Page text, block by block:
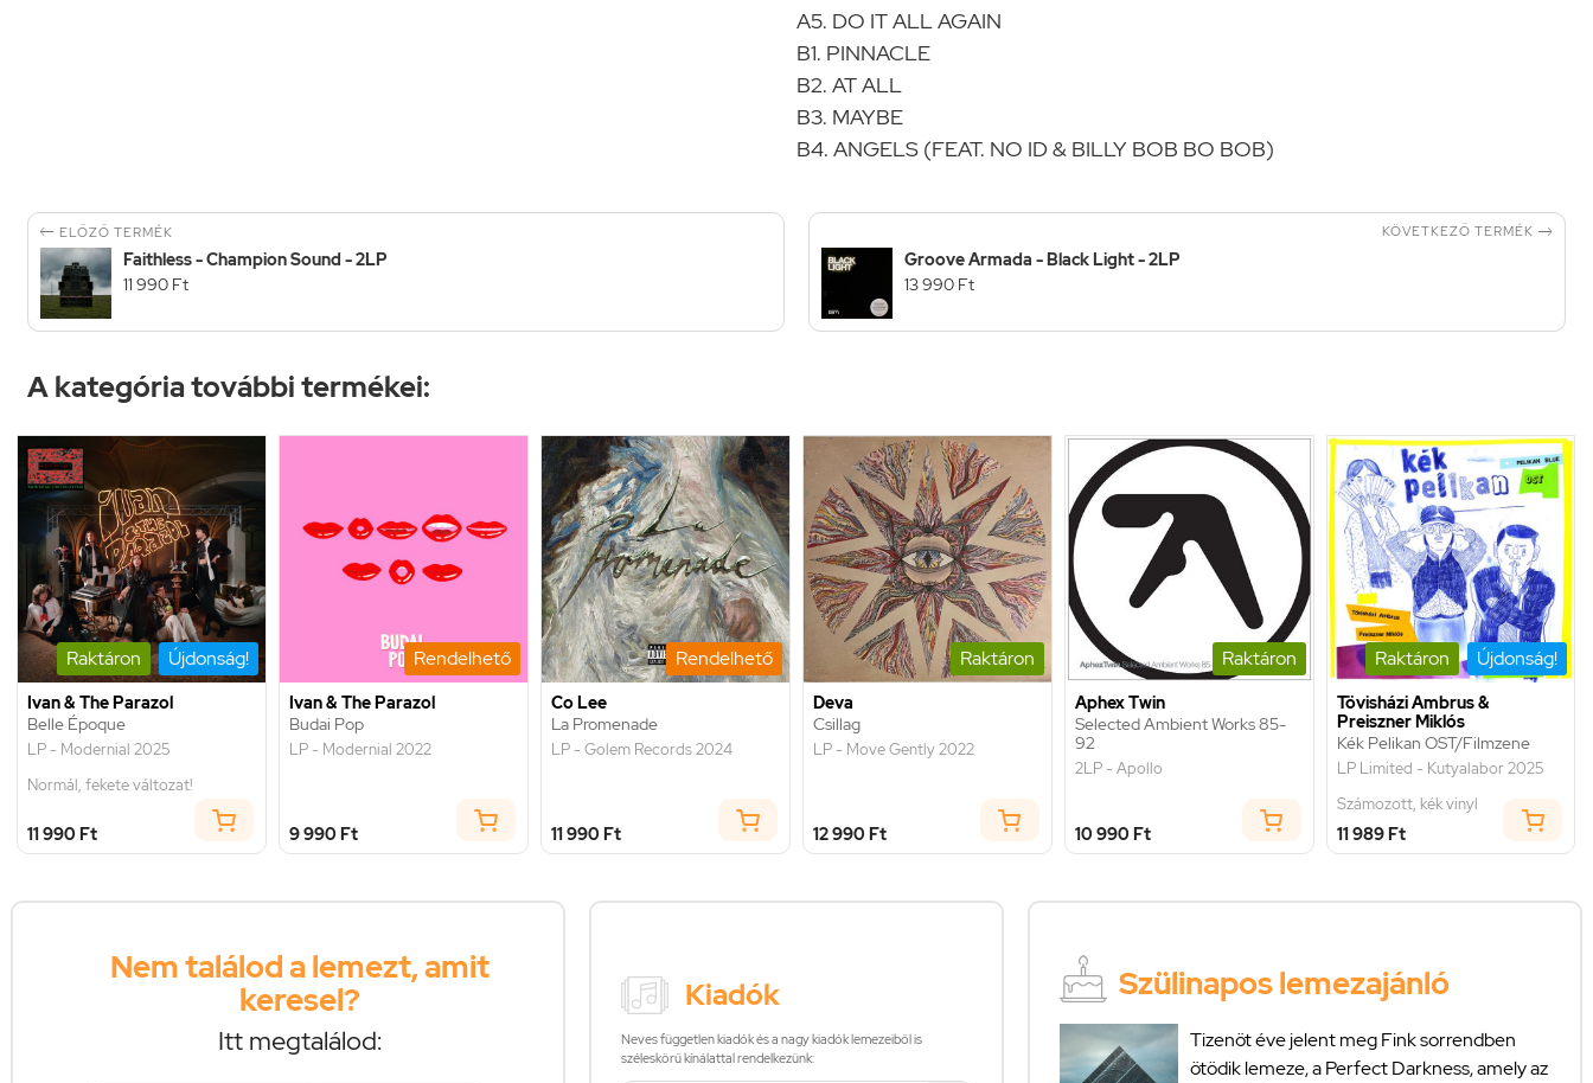
A5. DO IT ALL AGAIN
B1. PINNACLE
B2. AT ALL
B3. MAYBE
B4. ANGELS (FEAT. NO ID & BILLY BOB BO BOB)
 ELŐZŐ TERMÉK
Faithless - Champion Sound - 2LP
11 990 Ft
KÖVETKEZŐ TERMÉK 
Groove Armada - Black Light - 2LP
13 990 Ft
A kategória további termékei:
Raktáron Újdonság!
Ivan & The Parazol
Belle Époque
LP - Modernial 2025
Normál, fekete változat!
11 990 Ft
Rendelhető
Ivan & The Parazol
Budai Pop
LP - Modernial 2022
9 990 Ft
Rendelhető
Co Lee
La Promenade
LP - Golem Records 2024
11 990 Ft
Raktáron
Deva
Csillag
LP - Move Gently 2022
12 990 Ft
Raktáron
Aphex Twin
Selected Ambient Works 85-
92
2LP - Apollo
10 990 Ft
Raktáron Újdonság!
Tövisházi Ambrus &
Preiszner Miklós
Kék Pelikan OST/Filmzene
LP Limited - Kutyalabor 2025
Számozott, kék vinyl
11 989 Ft
Nem találod a lemezt, amit
keresel?
Itt megtalálod:
Kiadók
Neves független kiadók és a nagy kiadók lemezeiből is
széleskörű kínálattal rendelkezünk:
Szülinapos lemezajánló
Tizenöt éve jelent meg Fink sorrendben
ötödik lemeze, a Perfect Darkness, amely az